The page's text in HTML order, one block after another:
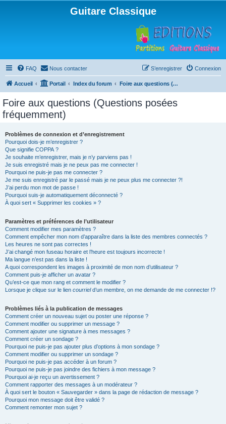
Guitare Classique
FAQ Nous contacter Connexion
S’enregistrer
Accueil Portail Index du forum Foire aux questions (Questions posées fréquemment)
Foire aux questions (Questions posées
fréquemment)
Problèmes de connexion et d’enregistrement
Pourquoi dois-je m’enregistrer ?
Que signifie COPPA ?
Je souhaite m’enregistrer, mais je n’y parviens pas !
Je suis enregistré mais je ne peux pas me connecter !
Pourquoi ne puis-je pas me connecter ?
Je me suis enregistré par le passé mais je ne peux plus me connecter ?!
J’ai perdu mon mot de passe !
Pourquoi suis-je automatiquement déconnecté ?
À quoi sert « Supprimer les cookies » ?
Paramètres et préférences de l’utilisateur
Comment modifier mes paramètres ?
Comment empêcher mon nom d’apparaître dans la liste des membres connectés ?
Les heures ne sont pas correctes !
J’ai changé mon fuseau horaire et l’heure est toujours incorrecte !
Ma langue n’est pas dans la liste !
A quoi correspondent les images à proximité de mon nom d’utilisateur ?
Comment puis-je afficher un avatar ?
Qu’est-ce que mon rang et comment le modifier ?
Lorsque je clique sur le lien courrield’un membre, on me demande de me connecter !?
Problèmes liés à la publication de messages
Comment créer un nouveau sujet ou poster une réponse ?
Comment modifier ou supprimer un message ?
Comment ajouter une signature à mes messages ?
Comment créer un sondage ?
Pourquoi ne puis-je pas ajouter plus d’options à mon sondage ?
Comment modifier ou supprimer un sondage ?
Pourquoi ne puis-je pas accéder à un forum ?
Pourquoi ne puis-je pas joindre des fichiers à mon message ?
Pourquoi ai-je reçu un avertissement ?
Comment rapporter des messages à un modérateur ?
À quoi sert le bouton « Sauvegarder » dans la page de rédaction de message ?
Pourquoi mon message doit être validé ?
Comment remonter mon sujet ?